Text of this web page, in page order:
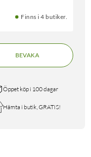
Finns i 4 butiker.
BEVAKA
Öppet köp i 100 dagar
Hämta i butik, GRATIS!